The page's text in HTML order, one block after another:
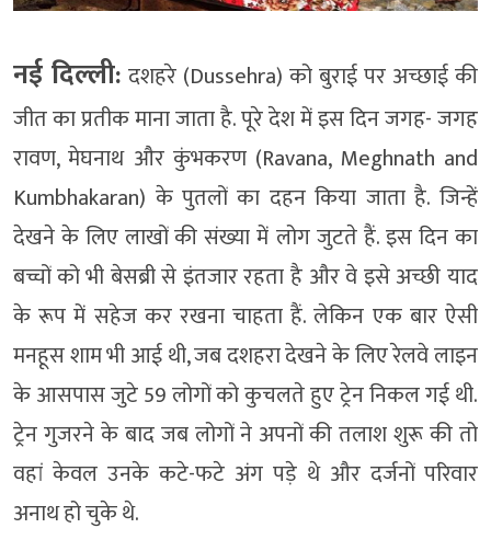
नई दिल्ली: दशहरे (Dussehra) को बुराई पर अच्छाई की
जीत का प्रतीक माना जाता है. पूरे देश में इस दिन जगह- जगह
रावण, मेघनाथ और कुंभकरण (Ravana, Meghnath and
Kumbhakaran) के पुतलों का दहन किया जाता है. जिन्हें
देखने के लिए लाखों की संख्या में लोग जुटते हैं. इस दिन का
बच्चों को भी बेसब्री से इंतजार रहता है और वे इसे अच्छी याद
के रूप में सहेज कर रखना चाहता हैं. लेकिन एक बार ऐसी
मनहूस शाम भी आई थी, जब दशहरा देखने के लिए रेलवे लाइन
के आसपास जुटे 59 लोगों को कुचलते हुए ट्रेन निकल गई थी.
ट्रेन गुजरने के बाद जब लोगों ने अपनों की तलाश शुरू की तो
वहां केवल उनके कटे-फटे अंग पड़े थे और दर्जनों परिवार
अनाथ हो चुके थे.